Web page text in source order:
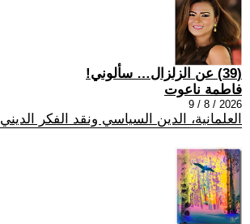
(39) عن الزلزال… سألوني!
فاطمة ناعوت
2026 / 8 / 9
العلمانية، الدين السياسي ونقد الفكر الديني